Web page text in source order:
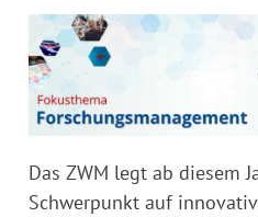
Das ZWM legt ab diesem
Schwerpunkt auf